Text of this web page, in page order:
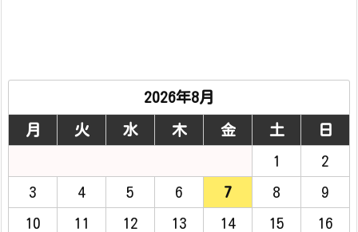
2026年8月
月 火 水 木 金 土 日
1 2
3 4 5 6 7 8 9
10 11 12 13 14 15 16